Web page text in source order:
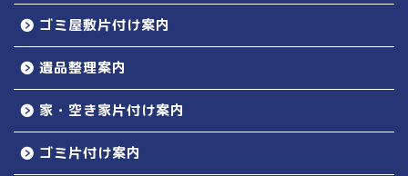
ゴミ屋敷片付け案内
遺品整理案内
家・空き家片付け案内
ゴミ片付け案内